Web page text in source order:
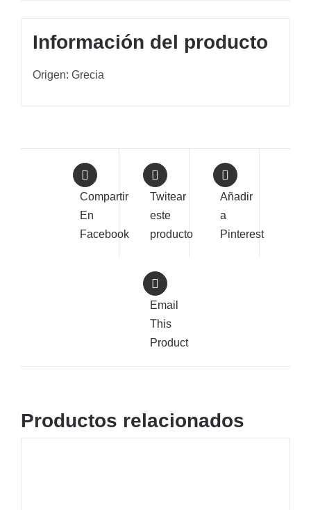
Información del producto
Origen: Grecia
Compartir
En
Facebook
Twitear
este
producto
Añadir
a
Pinterest
Email
This
Product
Productos relacionados